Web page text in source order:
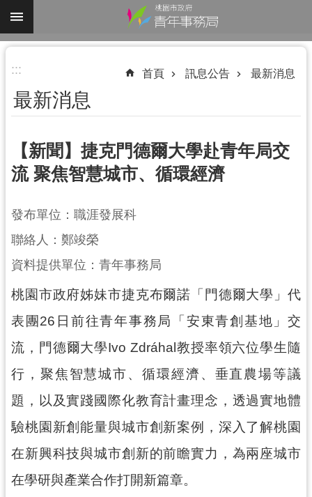
跳到主要內容區塊
進
搜
尋
認
我
們
業
資
訊
息
公
便
民
服
::: 首頁 訊息公告 最新消息
最新消息
【新聞】捷克門德爾大學赴青年局交
流 聚焦智慧城市、循環經濟
發布單位：職涯發展科
聯絡人：鄭竣榮
資料提供單位：青年事務局
桃園市政府姊妹市捷克布爾諾「門德爾大學」代
表團26日前往青年事務局「安東青創基地」交
流，門德爾大學Ivo Zdráhal教授率領六位學生隨
行，聚焦智慧城市、循環經濟、垂直農場等議
題，以及實踐國際化教育計畫理念，透過實地體
驗桃園新創能量與城市創新案例，深入了解桃園
在新興科技與城市創新的前瞻實力，為兩座城市
在學研與產業合作打開新篇章。